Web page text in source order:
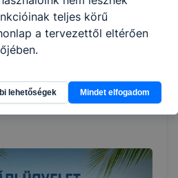
2026/2027. tanévre
teljes körű
a tervezettől eltérően
lehetőségek Mindet elfogadom